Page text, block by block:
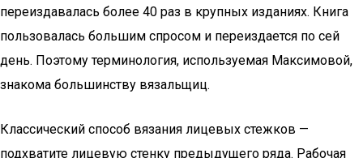
переиздавалась более 40 раз в крупных изданиях. Книга
пользовалась большим спросом и переиздается по сей
день. Поэтому терминология, используемая Максимовой,
знакома большинству вязальщиц.
Классический способ вязания лицевых стежков —
подхватите лицевую стенку предыдущего ряда. Рабочая